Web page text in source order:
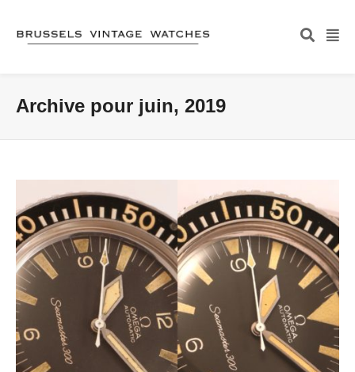
Archive pour juin, 2019